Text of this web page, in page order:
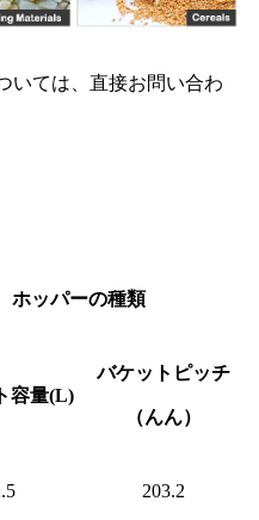
いては、直接お問い合わ
ホッパーの種類
容量(L)
バケットピッチ
（んん）
203.2